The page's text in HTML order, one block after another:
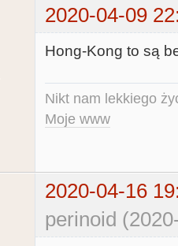
2020-04-09
Hong-Kong to są
Nikt nam lekkiego
Moje www
2020-04-16
perinoid